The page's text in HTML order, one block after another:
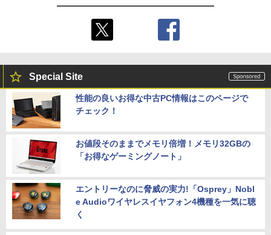
Special Site
性能の良いお得な中古PC情報はこのページで
チェック！
お値段そのままでメモリ倍増！メモリ32GBの
「お得なゲーミングノート」
エントリーなのに脅威の実力!「Osprey」Nobl
e Audioワイヤレスイヤフォン4機種を一気に聴
く